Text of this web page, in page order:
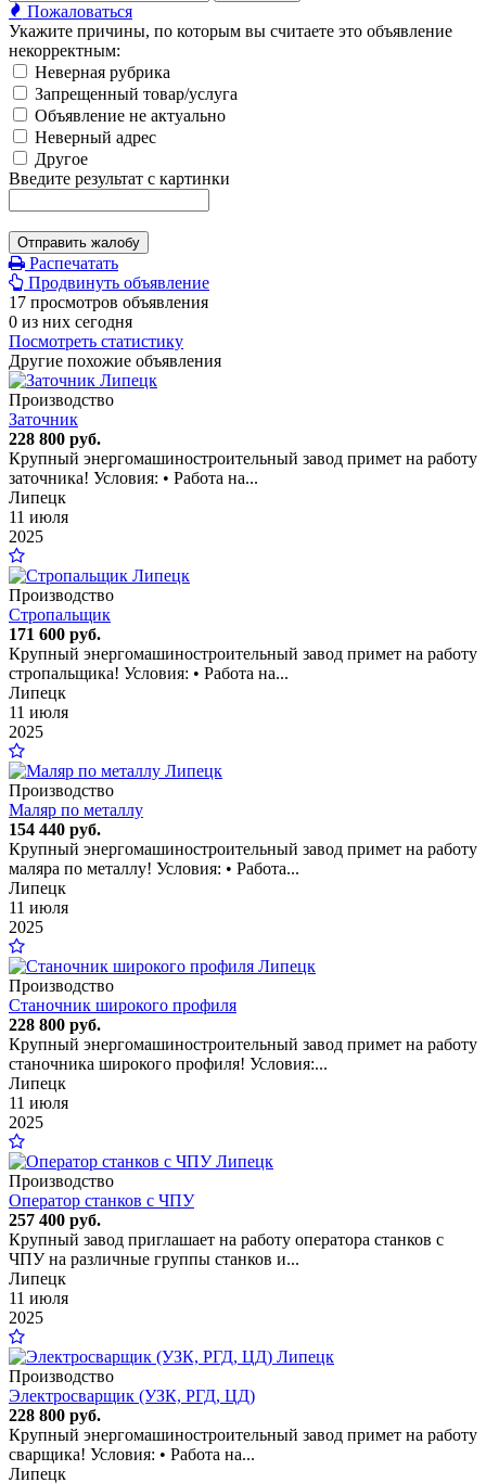
Пожаловаться
Укажите причины, по которым вы считаете это объявление
некорректным:
Неверная рубрика
Запрещенный товар/услуга
Объявление не актуально
Неверный адрес
Другое
Введите результат с картинки
Отправить жалобу
Распечатать
Продвинуть объявление
17 просмотров объявления
0 из них сегодня
Посмотреть статистику
Другие похожие объявления
Производство
Заточник
228 800 руб.
Крупный энергомашиностроительный завод примет на работу
заточника! Условия: • Работа на...
Липецк
11 июля
2025
Производство
Стропальщик
171 600 руб.
Крупный энергомашиностроительный завод примет на работу
стропальщика! Условия: • Работа на...
Липецк
11 июля
2025
Производство
Маляр по металлу
154 440 руб.
Крупный энергомашиностроительный завод примет на работу
маляра по металлу! Условия: • Работа...
Липецк
11 июля
2025
Производство
Станочник широкого профиля
228 800 руб.
Крупный энергомашиностроительный завод примет на работу
станочника широкого профиля! Условия:...
Липецк
11 июля
2025
Производство
Оператор станков с ЧПУ
257 400 руб.
Крупный завод приглашает на работу оператора станков с
ЧПУ на различные группы станков и...
Липецк
11 июля
2025
Производство
Электросварщик (УЗК, РГД, ЦД)
228 800 руб.
Крупный энергомашиностроительный завод примет на работу
сварщика! Условия: • Работа на...
Липецк